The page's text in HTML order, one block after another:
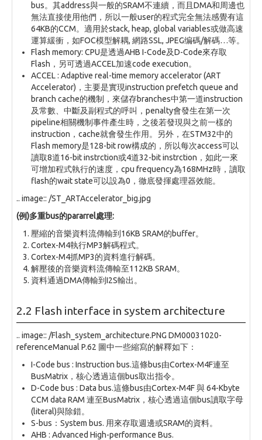
bus。其address與一般的SRAM不連續，而且DMA和周邊也
無法直接使用他們，所以一般user的程式完全無法感覺有這
64KB的CCM。適用於stack, heap, global variables或做高速
運算緩衝，如FOC模型解耦, 網路SSL, JPEG编碼/解碼…等。
Flash memory: CPU是透過AHB I-Code及D-Code來存取
Flash，另可透過ACCEL加速code execution。
ACCEL : Adaptive real-time memory accelerator (ART
Accelerator)，主要是實現instruction prefetch queue and
branch cache的機制，來儲存branches中第一道instruction
及常數、中斷及副程式的呼叫，penalty會發生在第一次
pipeline相關機制事件產生時，之後若發現與之前一樣的
instruction，cache就會發生作用。另外，在STM32中的
Flash memory是128-bit row構成的，所以每次access可以
讀取8道16-bit instrction或4道32-bit instrction，如此一來
可增加程式執行的速度，cpu frequency為168MHz時，讀取
flash的wait state可以設為0，徹底發揮處理器效能。
.. image:: /ST_ARTAccelerator_big.jpg
(例)多重bus的pararrel處理:
壓縮的音樂資料流傳輸到16KB SRAM的buffer。
Cortex-M4執行MP3解碼程式。
Cortex-M4抓MP3的資料進行解碼。
解壓後的音樂資料流傳輸至112KB SRAM。
資料通過DMA傳輸到I2S輸出。
2.2 Flash interface in system architecture
.. image:: /Flash_system_architecture.PNG DM00031020-
referenceManual P.62 圖中一些縮寫的解釋如下：
I-Code bus : Instruction bus.這條bus由Cortex-M4F連至
BusMatrix，核心透過這個bus取出指令。
D-Code bus : Data bus.這條bus由Cortex-M4F 與 64-Kbyte
CCM data RAM 連至BusMatrix，核心透過這個bus讀取字母
(literal)與除錯。
S-bus：System bus. 用來存取週邊或SRAM的資料。
AHB : Advanced High-performance Bus.